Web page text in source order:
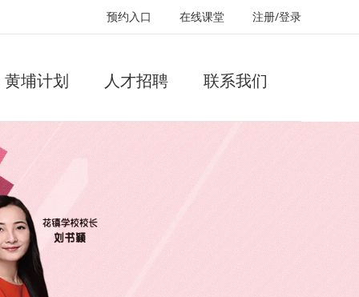
预约入口 在线课堂 注册/登录
黄埔计划 人才招聘 联系我们